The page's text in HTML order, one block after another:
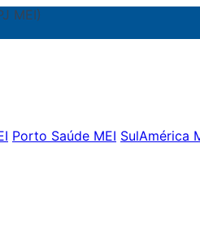
MEI)
Porto Saúde MEI SulAmérica